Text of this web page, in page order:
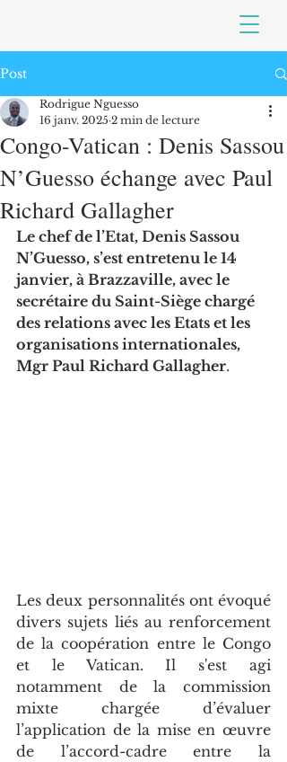
Post
Congo-Vatican : Denis Sassou
N’Guesso échange avec Paul
Richard Gallagher
Rodrigue Nguesso
16 janv. 2025 2 min de lecture
Le chef de l’Etat, Denis Sassou
N’Guesso, s’est entretenu le 14
janvier, à Brazzaville, avec le
secrétaire du Saint-Siège chargé
des relations avec les Etats et les
organisations internationales,
Mgr Paul Richard Gallagher.
Les deux personnalités ont évoqué
divers sujets liés au renforcement
de la coopération entre le Congo
et le Vatican. Il s'est agi
notamment de la commission
mixte chargée d’évaluer
l’application de la mise en œuvre
de l’accord-cadre entre la